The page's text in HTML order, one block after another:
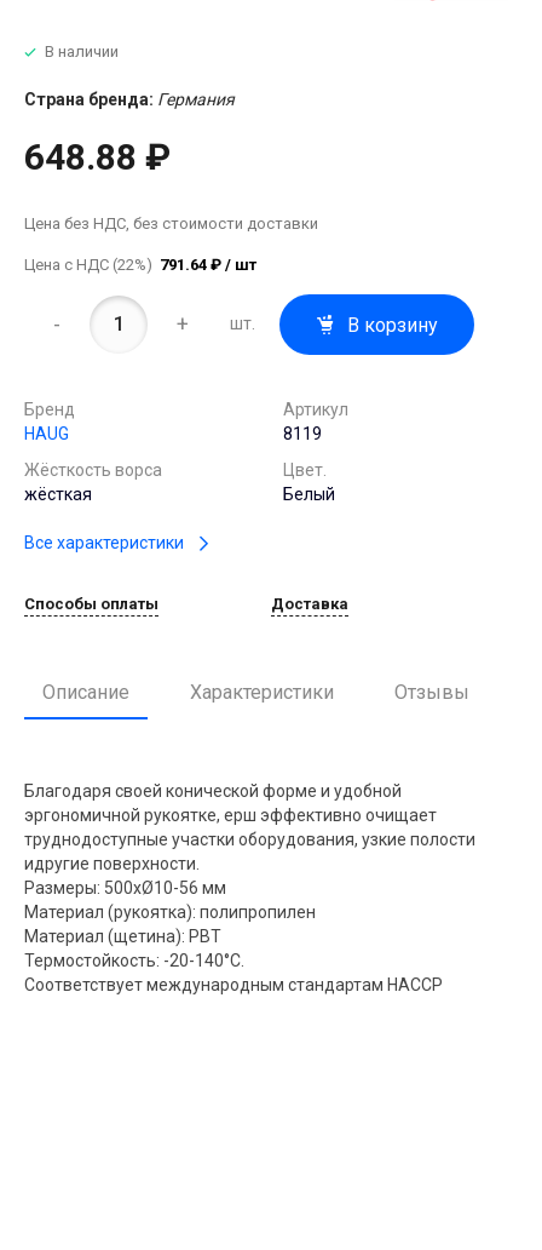
В наличии
Страна бренда: Германия
648.88 ₽
Цена без НДС, без стоимости доставки
Цена с НДС (22%) 791.64 ₽ / шт
- + шт. В корзину
Бренд
HAUG
Артикул
8119
Жёсткость ворса
жёсткая
Цвет.
Белый
Все характеристики
Способы оплаты Доставка
Описание Характеристики Отзывы
Благодаря своей конической форме и удобной
эргономичной рукоятке, ерш эффективно очищает
труднодоступные участки оборудования, узкие полости
идругие поверхности.
Размеры: 500хØ10-56 мм
Материал (рукоятка): полипропилен
Материал (щетина): РВТ
Термостойкость: -20-140°C.
Соответствует международным стандартам HACCP